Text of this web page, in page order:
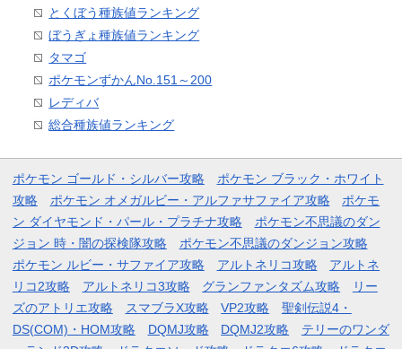
とくぼう種族値ランキング
ぼうぎょ種族値ランキング
タマゴ
ポケモンずかんNo.151～200
レディバ
総合種族値ランキング
ポケモン ゴールド・シルバー攻略
ポケモン ブラック・ホワイト
攻略
ポケモン オメガルビー・アルファサファイア攻略
ポケモ
ン ダイヤモンド・パール・プラチナ攻略
ポケモン不思議のダン
ジョン 時・闇の探検隊攻略
ポケモン不思議のダンジョン攻略
ポケモン ルビー・サファイア攻略
アルトネリコ攻略
アルトネ
リコ2攻略
アルトネリコ3攻略 グランファンタズム攻略
リー
ズのアトリエ攻略
スマブラX攻略 VP2攻略
聖剣伝説4・
DS(COM)・HOM攻略
DQMJ攻略 DQMJ2攻略
テリーのワンダ